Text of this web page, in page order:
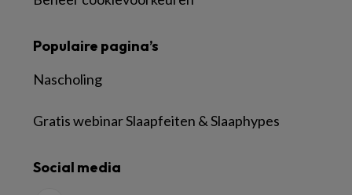
Populaire pagina’s
Nascholing
Gratis webinar Slaapfeiten & Slaaphypes
Social media